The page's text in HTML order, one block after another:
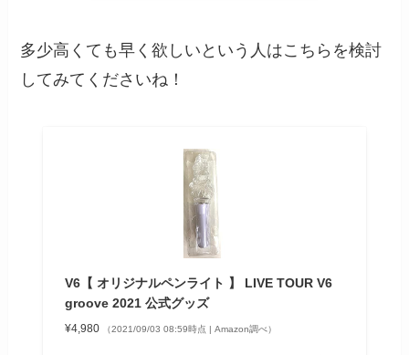
多少高くても早く欲しいという人はこちらを検討
してみてくださいね！
V6【 オリジナルペンライト 】 LIVE TOUR V6
groove 2021 公式グッズ
¥4,980 （2021/09/03 08:59時点 | Amazon調べ）